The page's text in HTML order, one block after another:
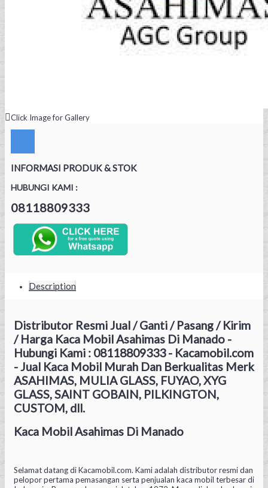
Click Image for Gallery
INFORMASI PRODUK & STOK
HUBUNGI KAMI :
08118809333
Description
Distributor Resmi Jual / Ganti / Pasang / Kirim
/ Harga Kaca Mobil Asahimas Di Manado -
Hubungi Kami : 08118809333 - Kacamobil.com
- Jual Kaca Mobil Murah Dan Berkualitas Merk
ASAHIMAS, MULIA GLASS, FUYAO, XYG
GLASS, SAINT GOBAIN, PILKINGTON,
CUSTOM, dll.
Kaca Mobil Asahimas Di Manado
Selamat datang di Kacamobil.com. Kami adalah distributor resmi dan
pelopor pertama pemasangan serta penjualan kaca mobil terbesar di